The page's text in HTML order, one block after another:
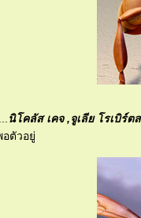
นิโคลัส เคจ ,จูเลีย โรเบิร์ต
ตัวอยู่